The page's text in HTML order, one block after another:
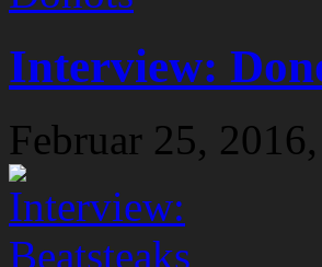
Interview:
Februar 25, 2016,